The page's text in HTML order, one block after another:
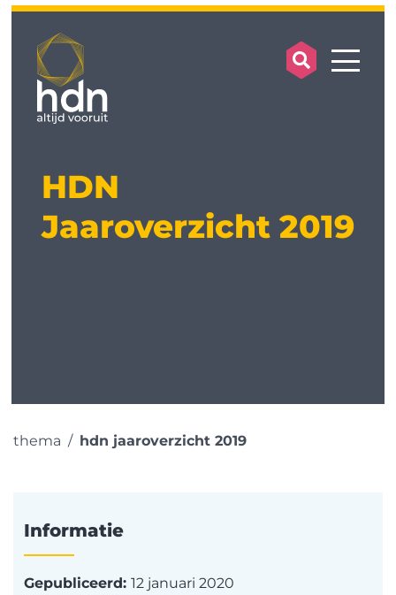
search
HDN
Jaaroverzicht 2019
thema hdn jaaroverzicht 2019
Informatie
Gepubliceerd: 12 januari 2020